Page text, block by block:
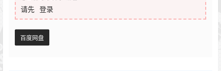
请先 登录
百度网盘